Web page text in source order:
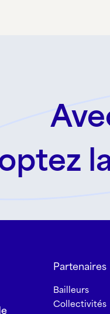
Partenaires
Bailleurs
Collectivités